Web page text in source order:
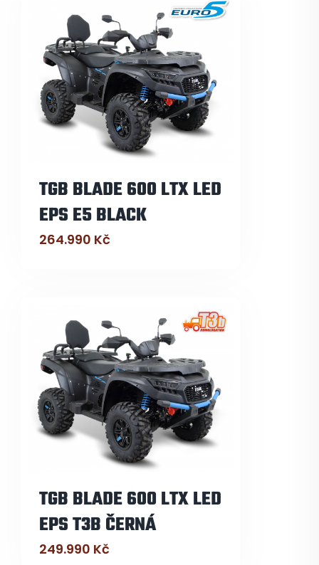
TGB BLADE 600 LTX LED
EPS E5 BLACK
264.990 Kč
TGB BLADE 600 LTX LED
EPS T3B ČERNÁ
249.990 Kč